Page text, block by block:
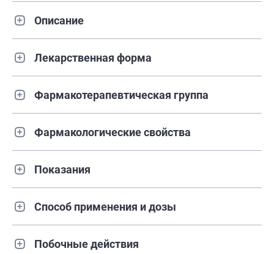
Описание
Лекарственная форма
Фармакотерапевтическая группа
Фармакологические свойства
Показания
Способ применения и дозы
Побочные действия